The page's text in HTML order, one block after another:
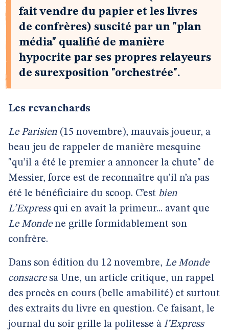
fait vendre du papier et les livres
de confrères) suscité par un "plan
média" qualifié de manière
hypocrite par ses propres relayeurs
de surexposition "orchestrée".
Les revanchards
Le Parisien (15 novembre), mauvais joueur, a
beau jeu de rappeler de manière mesquine
"qu’il a été le premier a annoncer la chute" de
Messier, force est de reconnaître qu’il n’a pas
été le bénéficiaire du scoop. C’est bien
L’Expressqui en avait la primeur... avant que
Le Mondene grille formidablement son
confrère.
Dans son édition du 12 novembre, Le Monde
consacresa Une, un article critique, un rappel
des procès en cours (belle amabilité) et surtout
des extraits du livre en question. Ce faisant, le
journal du soir grille la politesse à l’Express